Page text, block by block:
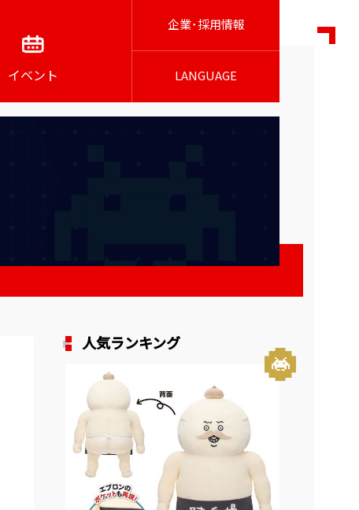
イベント
企業･採用情報
LANGUAGE
人気ランキング